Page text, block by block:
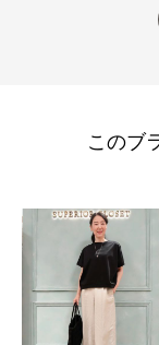
このブ